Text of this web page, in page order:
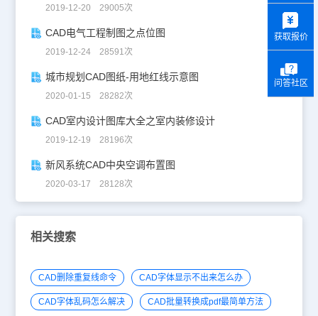
2019-12-20 29005次
CAD电气工程制图之点位图
2019-12-24 28591次
城市规划CAD图纸-用地红线示意图
2020-01-15 28282次
CAD室内设计图库大全之室内装修设计
2019-12-19 28196次
新风系统CAD中央空调布置图
2020-03-17 28128次
相关搜索
CAD删除重复线命令 CAD字体显示不出来怎么办
CAD字体乱码怎么解决 CAD批量转换成pdf最简单方法
获取报价
问答社区